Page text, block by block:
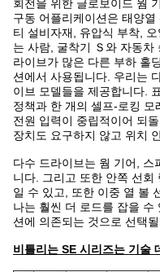
회전을 위한 글로보이드 웜
구동 어플리케이션은 태양
티 설비자재, 유압식 부착,
는 사람, 굴착기 Ｓ와 자동차
라이브가 많은 다른 부하 홀
션에서 사용됩니다. 우리는
이브 모델들을 제공합니다.
정책과 한 개의 셀프-로킹
전원 입력이 중립적이어 되
장치도 요구하지 않고 위치
다수 드라이브는 웜 기어, 스
니다. 그리고 또한 안쪽 선회
일 수 있고, 또한 이중 열 볼
나는 훨씬 더 로드를 잡을 수
션에 의존되는 것으로 선택
비틀리는 SE 시리즈는 기술